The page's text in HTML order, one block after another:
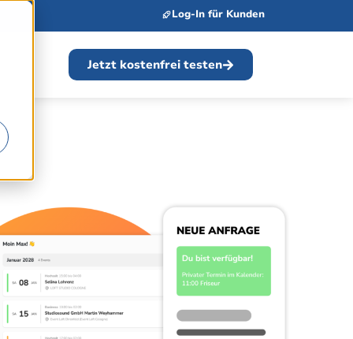
Log-In für Kunden
Jetzt kostenfrei testen